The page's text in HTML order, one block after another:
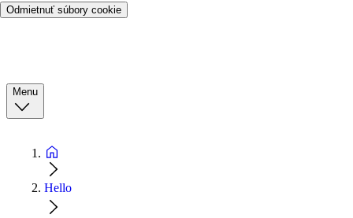
Odmietnuť súbory cookie
Menu
Hello